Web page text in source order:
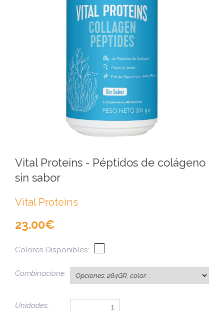
Vital Proteins - Péptidos de colágeno
sin sabor
Vital Proteins
23.00
Colores Disponibles:
Combinaciones:
Unidades: